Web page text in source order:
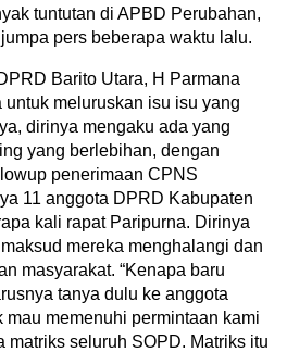
tuntutan di APBD Perubahan,
pers beberapa waktu lalu.
Barito Utara, H Parmana
meluruskan isu isu yang
dirinya mengaku ada yang
yang berlebihan, dengan
penerimaan CPNS
11 anggota DPRD Kabupaten
kali rapat Paripurna. Dirinya
mereka menghalangi dan
masyarakat. “Kenapa baru
tanya dulu ke anggota
memenuhi permintaan kami
matriks seluruh SOPD. Matriks itu